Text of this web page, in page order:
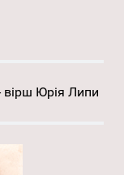
вірш Юрія Липи